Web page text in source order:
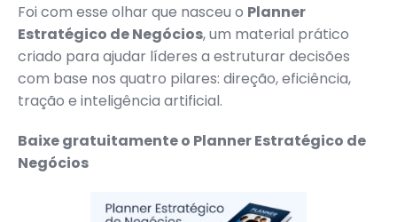
Foi com esse olhar que nasceu o Planner
Estratégico de Negócios, um material prático
criado para ajudar líderes a estruturar decisões
com base nos quatro pilares: direção, eficiência,
tração e inteligência artificial.
Baixe gratuitamente o Planner Estratégico de
Negócios